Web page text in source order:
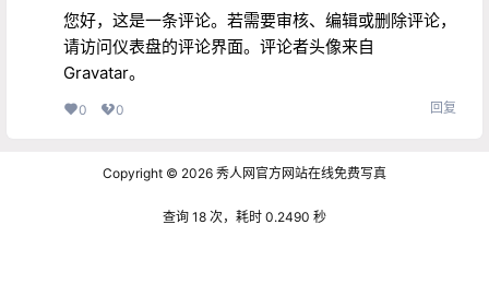
您好，这是一条评论。若需要审核、编辑或删除评论，
请访问仪表盘的评论界面。评论者头像来自
Gravatar。
0 0 回复
Copyright © 2026 秀人网官方网站在线免费写真
查询 18 次，耗时 0.2490 秒